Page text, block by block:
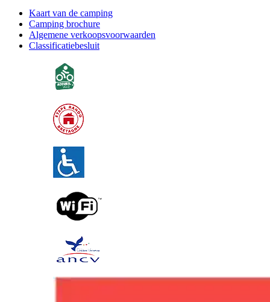
Kaart van de camping
Camping brochure
Algemene verkoopsvoorwaarden
Classificatiebesluit